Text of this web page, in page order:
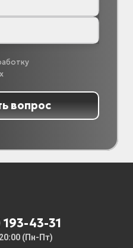
вопрос
193-43-31
(Пн-Пт)